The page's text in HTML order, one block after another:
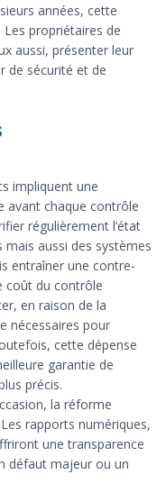
années, cette
propriétaires de
aussi, présenter leur
de sécurité et de
impliquent une
avant chaque contrôle
régulièrement l’état
mais aussi des systèmes
entraîner une contre-
coût du contrôle
en raison de la
nécessaires pour
cette dépense
garantie de
précis.
la réforme
rapports numériques,
une transparence
défaut majeur ou un